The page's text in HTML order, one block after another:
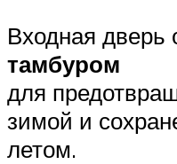
Входная дверь
тамбуром
для
зимой и
летом.